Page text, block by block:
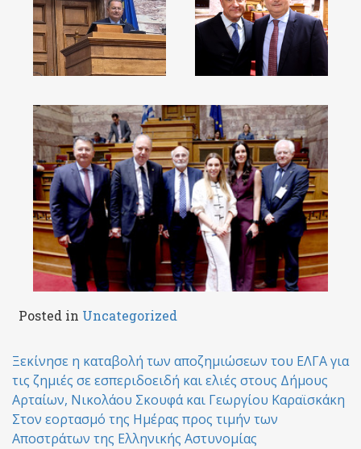
Posted in Uncategorized
Post
navigation
Ξεκίνησε η καταβολή των αποζημιώσεων του ΕΛΓΑ για
τις ζημιές σε εσπεριδοειδή και ελιές στους Δήμους
Αρταίων, Νικολάου Σκουφά και Γεωργίου Καραϊσκάκη
Στον εορτασμό της Ημέρας προς τιμήν των
Αποστράτων της Ελληνικής Αστυνομίας